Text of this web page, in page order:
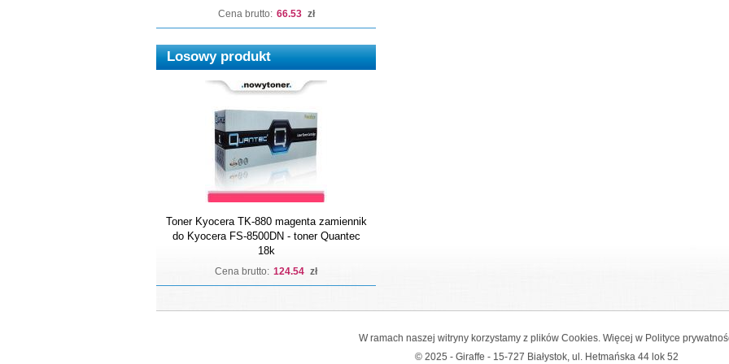
Cena brutto: 66.53 zł
Losowy produkt
Toner Kyocera TK-880 magenta zamiennik
do Kyocera FS-8500DN - toner Quantec
18k
Cena brutto: 124.54 zł
W ramach naszej witryny korzystamy z plików Cookies. Więcej w Polityce
© 2025 - Giraffe - 15-727 Białystok, ul. Hetmańska 44 lok 52